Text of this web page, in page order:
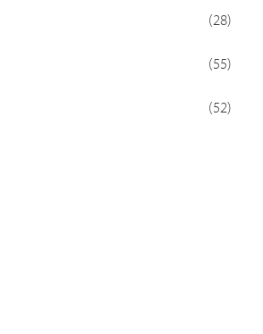
(28)
(55)
(52)